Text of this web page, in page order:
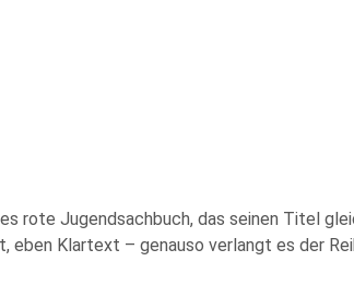
rote Jugendsachbuch, das seinen Titel
Klartext – genauso verlangt es der